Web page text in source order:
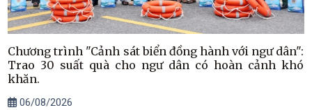
Chương trình "Cảnh sát biển đồng hành với ngư dân":
Trao 30 suất quà cho ngư dân có hoàn cảnh khó
khăn.
06/08/2026